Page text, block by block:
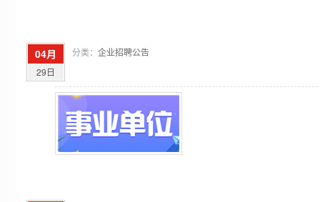
04月
29日
分类： 企业招聘公告